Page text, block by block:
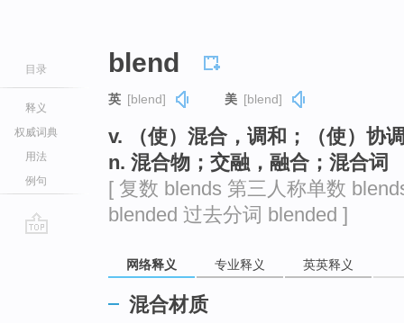
目录
释义
权威词典
用法
例句
blend
英 [blend] 美 [blend]
v. （使）混合，调和；（使）协
n. 混合物；交融，融合；混合词
[ 复数 blends 第三人称单数
blended 过去分词 blended ]
网络释义 专业释义 英英释义
混合材质